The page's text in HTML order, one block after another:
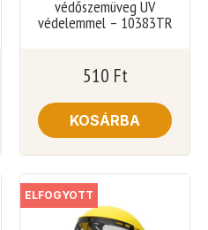
védőszemüveg UV
védelemmel – 10383TR
510 Ft
KOSÁRBA
ELFOGYOTT